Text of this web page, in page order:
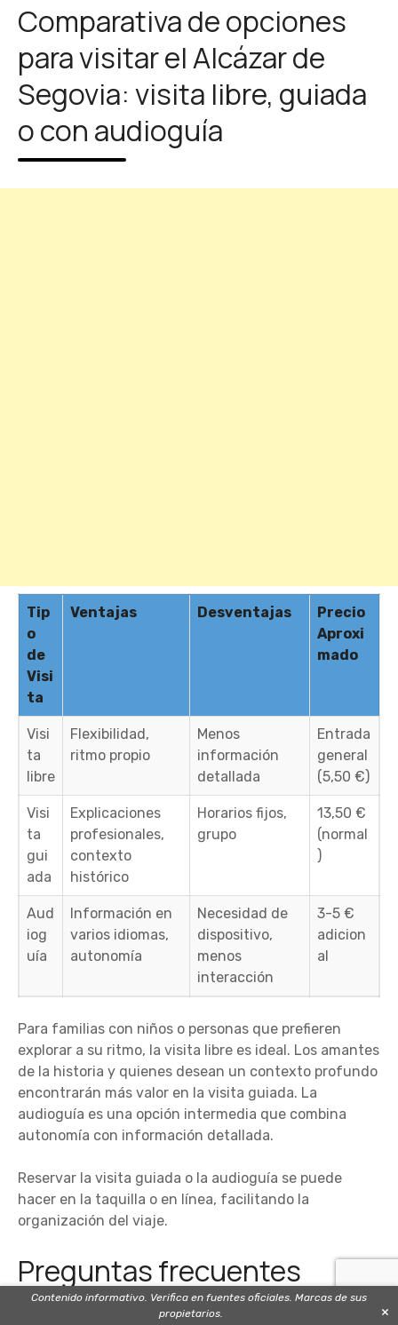
Comparativa de opciones
para visitar el Alcázar de
Segovia: visita libre, guiada
o con audioguía
Tip
o
de
Visi
ta
Ventajas Desventajas
Precio
Aproxi
mado
Visi
ta
libre
Flexibilidad,
ritmo propio
Menos
información
detallada
Entrada
general
(5,50 €)
Visi
ta
gui
ada
Explicaciones
profesionales,
contexto
histórico
Horarios fijos,
grupo
13,50 €
(normal
)
Aud
iog
uía
Información en
varios idiomas,
autonomía
Necesidad de
dispositivo,
menos
interacción
3-5 €
adicion
al
Para familias con niños o personas que prefieren
explorar a su ritmo, la visita libre es ideal. Los amantes
de la historia y quienes desean un contexto profundo
encontrarán más valor en la visita guiada. La
audioguía es una opción intermedia que combina
autonomía con información detallada.
Reservar la visita guiada o la audioguía se puede
hacer en la taquilla o en línea, facilitando la
organización del viaje.
Preguntas frecuentes
Contenido informativo. Verifica en fuentes oficiales. Marcas de sus
propietarios.
×